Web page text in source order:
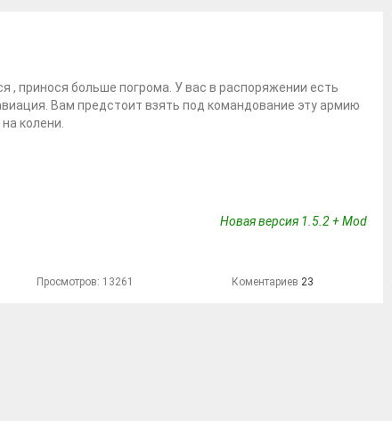
, принося больше погрома. У вас в распоряжении есть
Вам предстоит взять под командование эту армию
колени.
Новая версия 1.5.2 + Mod
Просмотров: 13261 Коментариев23